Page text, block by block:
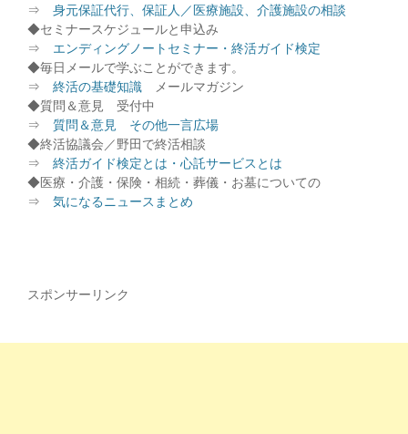
⇒ 身元保証代行、保証人／医療施設、介護施設の相談
◆セミナースケジュールと申込み
⇒ エンディングノートセミナー・終活ガイド検定
◆毎日メールで学ぶことができます。
⇒ 終活の基礎知識 メールマガジン
◆質問＆意見 受付中
⇒ 質問＆意見 その他一言広場
◆終活協議会／野田で終活相談
⇒ 終活ガイド検定とは・心託サービスとは
◆医療・介護・保険・相続・葬儀・お墓についての
⇒ 気になるニュースまとめ
スポンサーリンク